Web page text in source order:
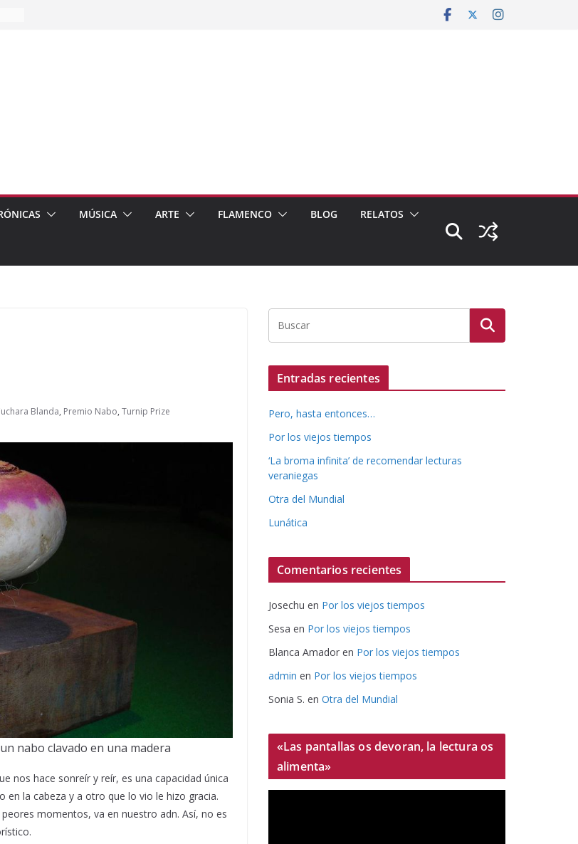
MÚSICA ARTE FLAMENCO BLOG RELATOS
Blanda, Premio Nabo, Turnip Prize
nabo clavado en una madera
nos hace sonreír y reír, es una capacidad única
en la cabeza y a otro que lo vio le hizo gracia.
momentos, va en nuestro adn. Así, no es
Entradas recientes
Pero, hasta entonces…
Por los viejos tiempos
‘La broma infinita’ de recomendar lecturas
veraniegas
Otra del Mundial
Lunática
Comentarios recientes
Josechu en Por los viejos tiempos
Sesa en Por los viejos tiempos
Blanca Amador en Por los viejos tiempos
admin en Por los viejos tiempos
Sonia S. en Otra del Mundial
«Las pantallas os devoran, la lectura os
alimenta»